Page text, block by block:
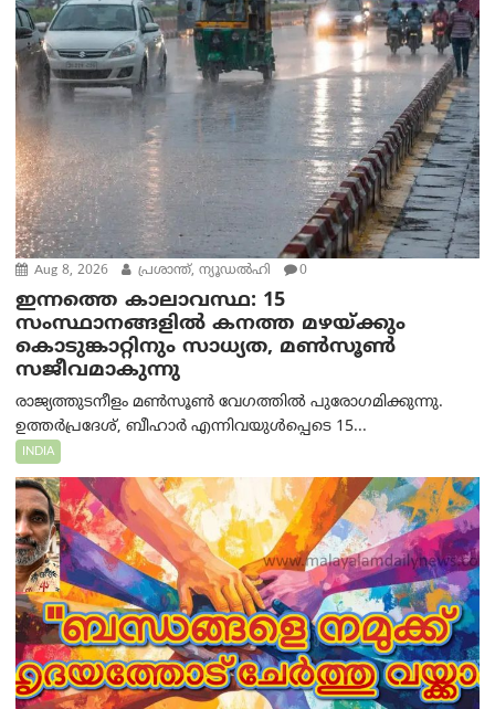
Aug 8, 2026 പ്രശാന്ത്, ന്യൂഡല്‍ഹി 0
ഇന്നത്തെ കാലാവസ്ഥ: 15
സംസ്ഥാനങ്ങളിൽ കനത്ത മഴയ്ക്കും
കൊടുങ്കാറ്റിനും സാധ്യത, മൺസൂൺ
സജീവമാകുന്നു
രാജ്യത്തുടനീളം മൺസൂൺ വേഗത്തിൽ പുരോഗമിക്കുന്നു.
ഉത്തർപ്രദേശ്, ബീഹാർ എന്നിവയുൾപ്പെടെ 15...
INDIA